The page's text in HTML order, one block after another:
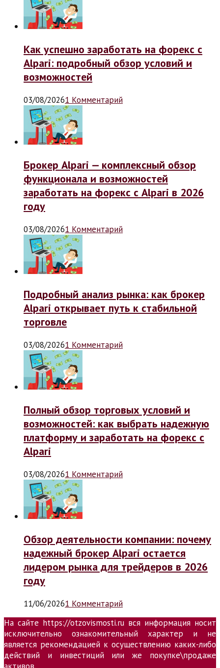
Как успешно заработать на форекс с
Alpari: подробный обзор условий и
возможностей
03/08/20261 Комментарий
Брокер Alpari — комплексный обзор
функционала и возможностей
заработать на форекс с Alpari в 2026
году
03/08/20261 Комментарий
Подробный анализ рынка: как брокер
Alpari открывает путь к стабильной
торговле
03/08/20261 Комментарий
Полный обзор торговых условий и
возможностей: как выбрать надежную
платформу и заработать на форекс с
Alpari
03/08/20261 Комментарий
Обзор деятельности компании: почему
надежный брокер Alpari остается
лидером рынка для трейдеров в 2026
году
11/06/20261 Комментарий
На сайте https://otzovismosti.ru вся информация носит
исключительно ознакомительный характер и не
является рекомендацией к осуществлению каких-либо
действий и инвестиций или же покупке\продаже